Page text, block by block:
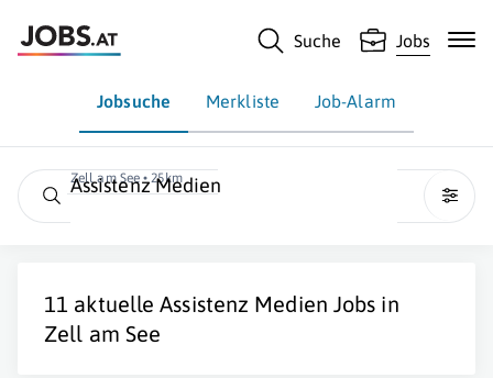
Suche Jobs
Jobsuche Merkliste Job-Alarm
Zell am See • 25km
Assistenz Medien
11 aktuelleAssistenz Medien Jobs in
Zell am See